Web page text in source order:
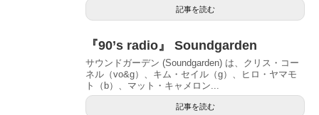
記事を読む
『90’s radio』 Soundgarden
サウンドガーデン (Soundgarden) は、クリス・コー
ネル（vo&g）、キム・セイル（g）、ヒロ・ヤマモ
ト（b）、マット・キャメロン...
記事を読む